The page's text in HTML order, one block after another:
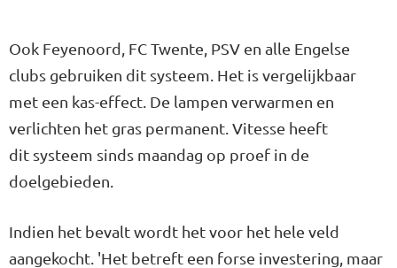
Ook Feyenoord, FC Twente, PSV en alle Engelse
clubs gebruiken dit systeem. Het is vergelijkbaar
met een kas-effect. De lampen verwarmen en
verlichten het gras permanent. Vitesse heeft
dit systeem sinds maandag op proef in de
doelgebieden.
Indien het bevalt wordt het voor het hele veld
aangekocht. 'Het betreft een forse investering, maar